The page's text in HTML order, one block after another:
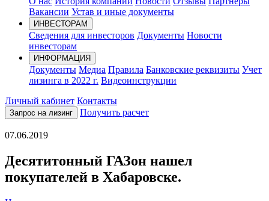
Вакансии Устав и иные документы
ИНВЕСТОРАМ
Сведения для инвесторов Документы Новости
инвесторам
ИНФОРМАЦИЯ
Документы Медиа Правила Банковские реквизиты Учет
лизинга в 2022 г. Видеоинструкции
Личный кабинет Контакты
Запрос на лизинг Получить расчет
07.06.2019
Десятитонный ГАЗон нашел
покупателей в Хабаровске.